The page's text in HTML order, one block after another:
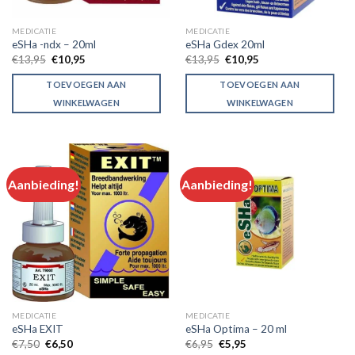
product
page
MEDICATIE
eSHa -ndx – 20ml
€13,95 Original
price
was:
€13,95.
€10,95Current
is:
€10,95.
TOEVOEGEN AAN
WINKELWAGEN
MEDICATIE
eSHa Gdex 20ml
€13,95 Original
price
was:
€13,95.
€10,95Current
is:
€10,95.
TOEVOEGEN AAN
WINKELWAGEN
Aanbieding!
MEDICATIE
eSHa EXIT
€7,50 Original
€6,50Current
Aanbieding!
MEDICATIE
eSHa Optima – 20 ml
€6,95 Original
€5,95Current